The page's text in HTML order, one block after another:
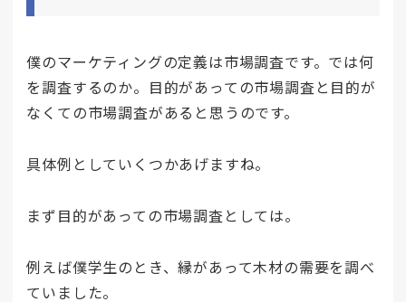
僕のマーケティングの定義は市場調査です。では何
を調査するのか。目的があっての市場調査と目的が
なくての市場調査があると思うのです。
具体例としていくつかあげますね。
まず目的があっての市場調査としては。
例えば僕学生のとき、縁があって木材の需要を調べ
ていました。